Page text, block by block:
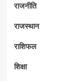
राजनीति
राजस्थान
राशिफल
शिक्षा